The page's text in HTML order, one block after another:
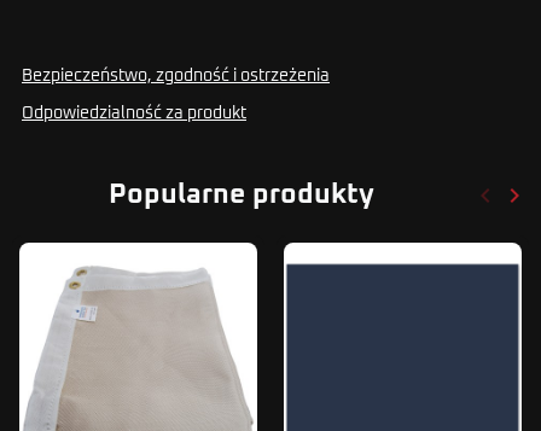
Bezpieczeństwo, zgodność i ostrzeżenia
Odpowiedzialność za produkt
Popularne produkty keyboard_arrow_left keyboard_arrow_right